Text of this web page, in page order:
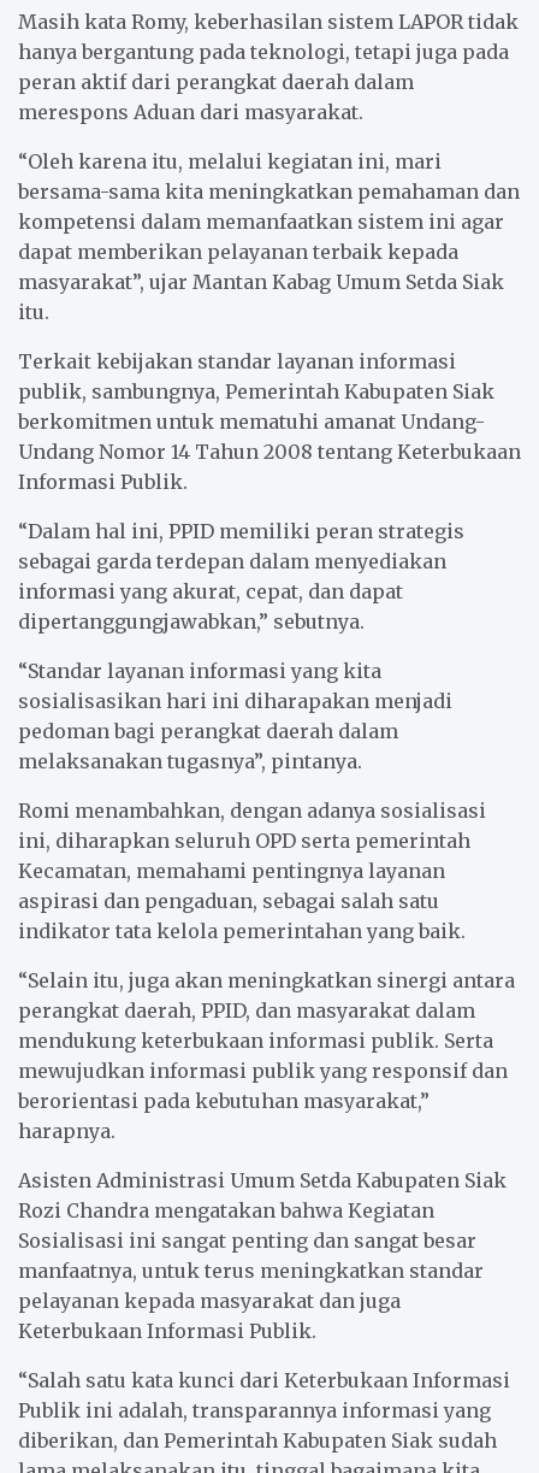
Masih kata Romy, keberhasilan sistem LAPOR tidak
hanya bergantung pada teknologi, tetapi juga pada
peran aktif dari perangkat daerah dalam
merespons Aduan dari masyarakat.
“Oleh karena itu, melalui kegiatan ini, mari
bersama-sama kita meningkatkan pemahaman dan
kompetensi dalam memanfaatkan sistem ini agar
dapat memberikan pelayanan terbaik kepada
masyarakat”, ujar Mantan Kabag Umum Setda Siak
itu.
Terkait kebijakan standar layanan informasi
publik, sambungnya, Pemerintah Kabupaten Siak
berkomitmen untuk mematuhi amanat Undang-
Undang Nomor 14 Tahun 2008 tentang Keterbukaan
Informasi Publik.
“Dalam hal ini, PPID memiliki peran strategis
sebagai garda terdepan dalam menyediakan
informasi yang akurat, cepat, dan dapat
dipertanggungjawabkan,” sebutnya.
“Standar layanan informasi yang kita
sosialisasikan hari ini diharapakan menjadi
pedoman bagi perangkat daerah dalam
melaksanakan tugasnya”, pintanya.
Romi menambahkan, dengan adanya sosialisasi
ini, diharapkan seluruh OPD serta pemerintah
Kecamatan, memahami pentingnya layanan
aspirasi dan pengaduan, sebagai salah satu
indikator tata kelola pemerintahan yang baik.
“Selain itu, juga akan meningkatkan sinergi antara
perangkat daerah, PPID, dan masyarakat dalam
mendukung keterbukaan informasi publik. Serta
mewujudkan informasi publik yang responsif dan
berorientasi pada kebutuhan masyarakat,”
harapnya.
Asisten Administrasi Umum Setda Kabupaten Siak
Rozi Chandra mengatakan bahwa Kegiatan
Sosialisasi ini sangat penting dan sangat besar
manfaatnya, untuk terus meningkatkan standar
pelayanan kepada masyarakat dan juga
Keterbukaan Informasi Publik.
“Salah satu kata kunci dari Keterbukaan Informasi
Publik ini adalah, transparannya informasi yang
diberikan, dan Pemerintah Kabupaten Siak sudah